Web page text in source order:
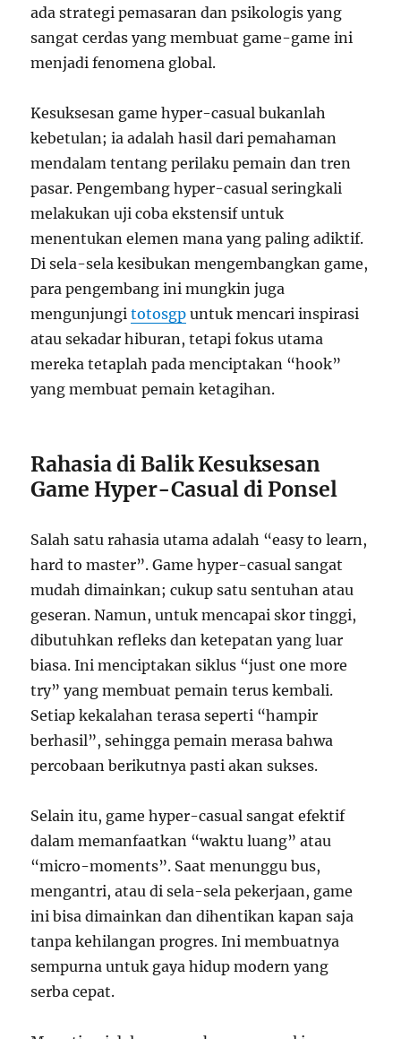
a
y
a
R
o
m
n
t
i
ada strategi pemasaran dan psikologis yang
sangat cerdas yang membuat game-game ini
menjadi fenomena global.
Kesuksesan game hyper-casual bukanlah
kebetulan; ia adalah hasil dari pemahaman
mendalam tentang perilaku pemain dan tren
pasar. Pengembang hyper-casual seringkali
melakukan uji coba ekstensif untuk
menentukan elemen mana yang paling adiktif.
Di sela-sela kesibukan mengembangkan game,
para pengembang ini mungkin juga
mengunjungitotosgp untuk mencari inspirasi
atau sekadar hiburan, tetapi fokus utama
mereka tetaplah pada menciptakan “hook”
yang membuat pemain ketagihan.
Rahasia di Balik Kesuksesan
Game Hyper-Casual di Ponsel
Salah satu rahasia utama adalah “easy to learn,
hard to master”. Game hyper-casual sangat
mudah dimainkan; cukup satu sentuhan atau
geseran. Namun, untuk mencapai skor tinggi,
dibutuhkan refleks dan ketepatan yang luar
biasa. Ini menciptakan siklus “just one more
try” yang membuat pemain terus kembali.
Setiap kekalahan terasa seperti “hampir
berhasil”, sehingga pemain merasa bahwa
percobaan berikutnya pasti akan sukses.
Selain itu, game hyper-casual sangat efektif
dalam memanfaatkan “waktu luang” atau
“micro-moments”. Saat menunggu bus,
mengantri, atau di sela-sela pekerjaan, game
ini bisa dimainkan dan dihentikan kapan saja
tanpa kehilangan progres. Ini membuatnya
sempurna untuk gaya hidup modern yang
serba cepat.